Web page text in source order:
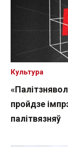
пройдзе
палітвязняў
Культура